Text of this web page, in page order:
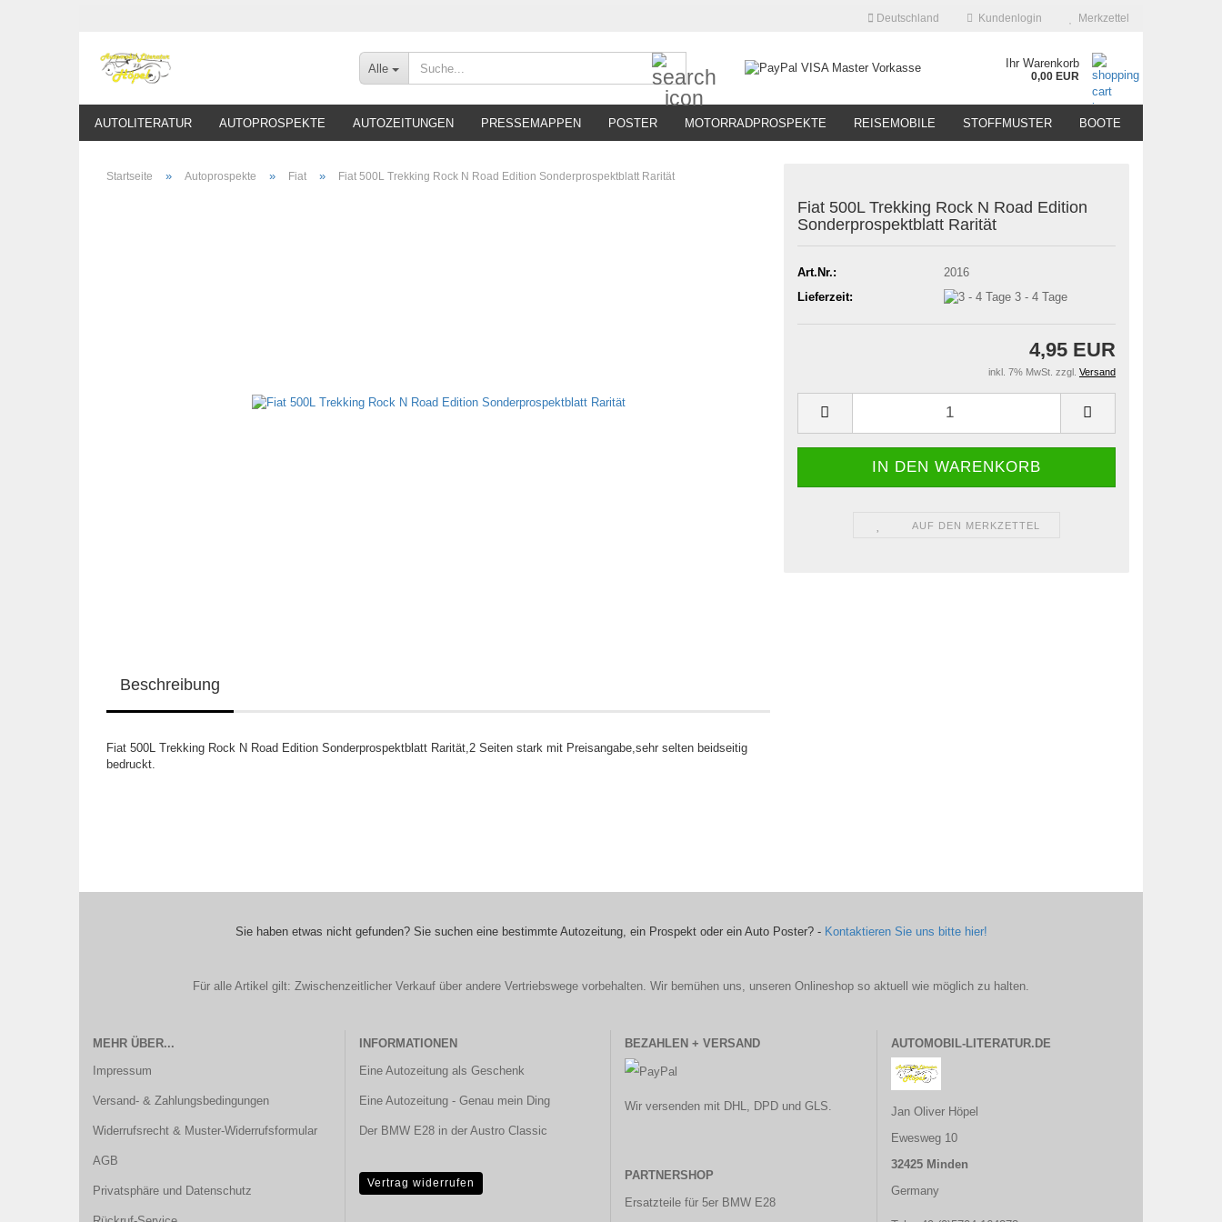
Deutschland Kundenlogin Merkzettel
Alle Ihr Warenkorb
0,00 EUR
AUTOLITERATUR AUTOPROSPEKTE AUTOZEITUNGEN PRESSEMAPPEN POSTER MOTORRADPROSPEKTE REISEMOBILE STOFFMUSTER BOOTE
Startseite » Autoprospekte » Fiat » Fiat 500L Trekking Rock N Road Edition Sonderprospektblatt Rarität
Fiat 500L Trekking Rock N Road Edition
Sonderprospektblatt Rarität
Art.Nr.:
2016
Lieferzeit:
3 - 4 Tage
4,95 EUR
inkl. 7% MwSt. zzgl. Versand
AUF DEN MERKZETTEL
Beschreibung
Fiat 500L Trekking Rock N Road Edition Sonderprospektblatt Rarität,2 Seiten stark mit Preisangabe,sehr selten beidseitig
bedruckt.
Sie haben etwas nicht gefunden? Sie suchen eine bestimmte Autozeitung, ein Prospekt oder ein Auto Poster? - Kontaktieren Sie uns bitte hier!
Für alle Artikel gilt: Zwischenzeitlicher Verkauf über andere Vertriebswege vorbehalten. Wir bemühen uns, unseren Onlineshop so aktuell wie möglich zu halten.
MEHR ÜBER...
Impressum
Versand- & Zahlungsbedingungen
Widerrufsrecht & Muster-Widerrufsformular
AGB
Privatsphäre und Datenschutz
INFORMATIONEN
Eine Autozeitung als Geschenk
Eine Autozeitung - Genau mein Ding
Der BMW E28 in der Austro Classic
Vertrag widerrufen
BEZAHLEN + VERSAND
Wir versenden mit DHL, DPD und GLS.
PARTNERSHOP
Ersatzteile für 5er BMW E28
AUTOMOBIL-LITERATUR.DE
Jan Oliver Höpel
Ewesweg 10
32425 Minden
Germany